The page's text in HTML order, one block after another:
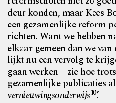
deur konden, maar Kees
een gezamenlijke reform
richten. Want we hebben
elkaar gemeen dan we
lijkt nu een vervolg te
gaan werken – zie hoe
gezamenlijke publicaties
vernieuwingsonderwijs10.’